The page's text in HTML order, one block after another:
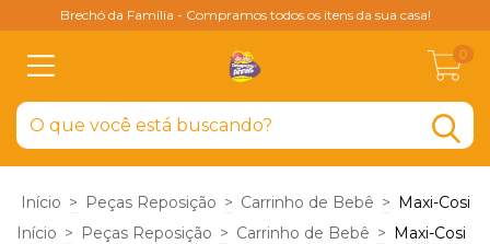
Brechó da Família - Compramos todos os itens da sua casa!
0
Início > Peças Reposição > Carrinho de Bebê > Maxi-Cosi
Início > Peças Reposição > Carrinho de Bebê > Maxi-Cosi